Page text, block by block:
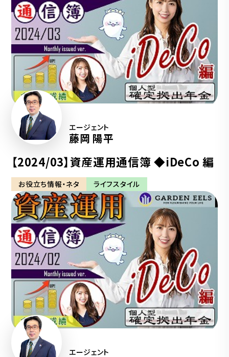
エージェント
藤岡 陽平
【2024/03】資産運用通信簿 ◆iDeCo 編
お役立ち情報・ネタ ライフスタイル
エージェント